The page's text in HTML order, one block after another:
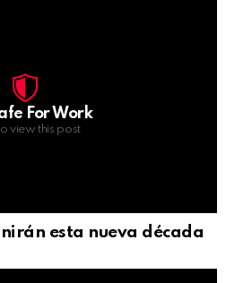
For Work
view this post
esta nueva década